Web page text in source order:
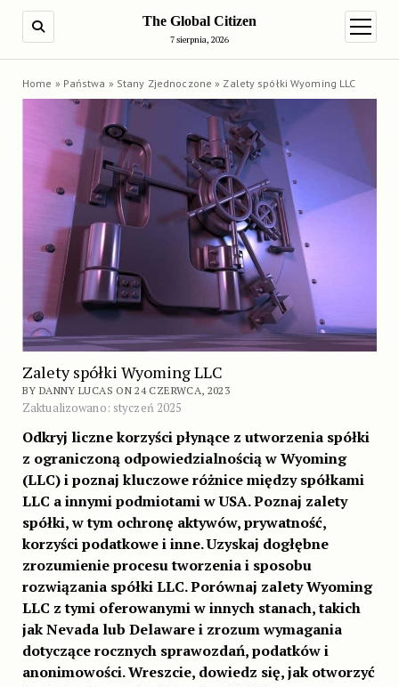
The Global Citizen
7 sierpnia, 2026
open
Home » Państwa » Stany Zjednoczone » Zalety spółki Wyoming LLC
Zalety spółki Wyoming LLC
BY DANNY LUCAS ON 24 CZERWCA, 2023
Zaktualizowano: styczeń 2025
Odkryj liczne korzyści płynące z utworzenia spółki
z ograniczoną odpowiedzialnością w Wyoming
(LLC) i poznaj kluczowe różnice między spółkami
LLC a innymi podmiotami w USA. Poznaj zalety
spółki, w tym ochronę aktywów, prywatność,
korzyści podatkowe i inne. Uzyskaj dogłębne
zrozumienie procesu tworzenia i sposobu
rozwiązania spółki LLC. Porównaj zalety Wyoming
LLC z tymi oferowanymi w innych stanach, takich
jak Nevada lub Delaware i zrozum wymagania
dotyczące rocznych sprawozdań, podatków i
anonimowości. Wreszcie, dowiedz się, jak otworzyć